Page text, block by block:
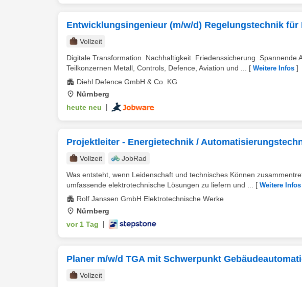
Entwicklungsingenieur (m/w/d) Regelungstechnik für
Vollzeit
Digitale Transformation. Nachhaltigkeit. Friedenssicherung.
Teilkonzernen Metall, Controls, Defence, Aviation und ...
[ Weitere Infos ]
Diehl Defence GmbH & Co. KG
Nürnberg
heute neu
Projektleiter - Energietechnik /
Vollzeit
JobRad
Was entsteht, wenn Leidenschaft und technisches Können
umfassende elektrotechnische Lösungen zu liefern und ...
[ Weitere Infos
Rolf Janssen GmbH Elektrotechnische Werke
Nürnberg
vor 1 Tag
Planer m/w/d TGA mit Schwerpunkt
Vollzeit